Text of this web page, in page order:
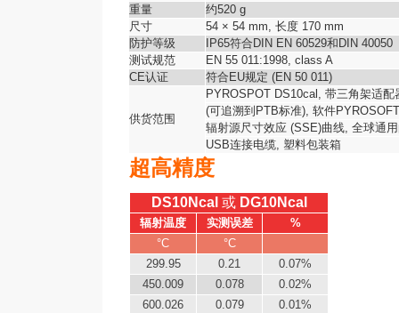
重量
约520 g
尺寸
54 × 54 mm, 长度 170 mm
防护等级
IP65符合DIN EN 60529和DIN 40050
测试规范
EN 55 011:1998, class A
CE认证
符合EU规定 (EN 50 011)
供货范围
PYROSPOT DS10cal, 带三角架适
(可追溯到PTB标准), 软件
辐射源尺寸效应 (SSE)曲线, 全球通
USB连接电缆, 塑料包装箱
超高精度
DS10Ncal 或 DG10Ncal
辐射温度 实测误差
%
°C
°C
299.95
0.21
0.07%
450.009
0.078
0.02%
600.026
0.079
0.01%